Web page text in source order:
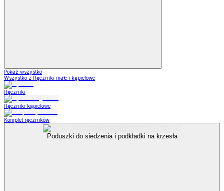
Pokaż wszystko
Wszystko z Ręczniki małe i kąpielowe
Ręczniki
Ręczniki kąpielowe
Komplet ręczników
Poduszki do siedzenia i podkładki na krzesła